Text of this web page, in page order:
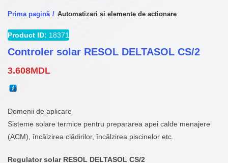
Prima pagină Automatizari si elemente de actionare
Product ID: 18371
Controler solar RESOL DELTASOL CS/2
3.608MDL
Domenii de aplicare
Sisteme solare termice pentru prepararea apei calde menajere
(ACM), încălzirea clădirilor, încălzirea piscinelor etc.
Regulator solar RESOL DELTASOL CS/2